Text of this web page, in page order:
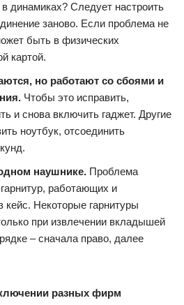
динамиках? Следует настроить
заново. Если проблема не
быть в физических
картой.
но работают со сбоями и
Чтобы это исправить,
и снова включить гаджет. Другие
ноутбук, отсоединить
наушнике. Проблема
работающих и
кейс. Некоторые гарнитуры
при извлечении вкладышей
– сначала право, далее
разных фирм